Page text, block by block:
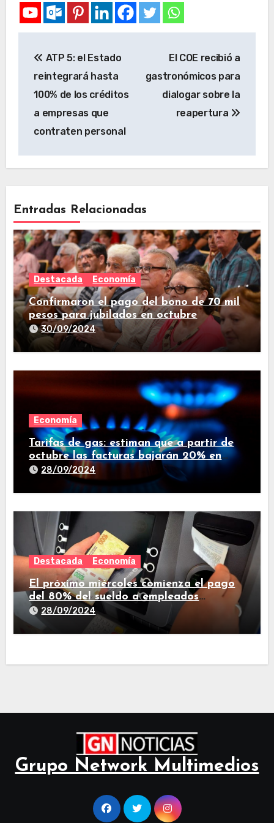
ATP 5: el Estado
reintegrará hasta
100% de los créditos
a empresas que
contraten personal
El COE recibió a
gastronómicos para
dialogar sobre la
reapertura
Entradas Relacionadas
Destacada Economía
Confirmaron el pago del bono de 70 mil
pesos para jubilados en octubre
30/09/2024
Economía
Tarifas de gas: estiman que a partir de
octubre las facturas bajarán 20% en
promedio
28/09/2024
Destacada Economía
El próximo miércoles comienza el pago
del 80% del sueldo a empleados
estatales de Tucumán
28/09/2024
Grupo Network Multimedios